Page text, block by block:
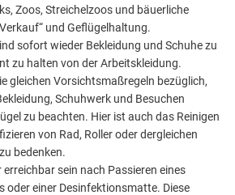
Zoos, Streichelzoos und bäuerliche
und Geflügelhaltung.
sofort wieder Bekleidung und Schuhe zu
zu halten von der Arbeitskleidung.
gleichen Vorsichtsmaßregeln bezüglich,
Schuhwerk und Besuchen
zu beachten. Hier ist auch das Reinigen
von Rad, Roller oder dergleichen
bedenken.
sein nach Passieren eines
oder einer Desinfektionsmatte. Diese